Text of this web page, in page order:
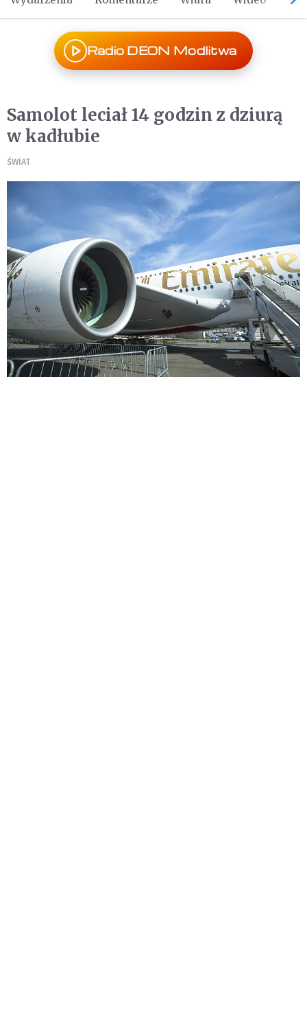
Radio DEON Modlitwa
Samolot leciał 14 godzin z dziurą
w kadłubie
ŚWIAT